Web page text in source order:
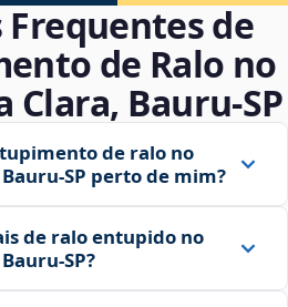
de
de Ralo no
Clara, Bauru‑SP
de ralo no
perto de mim?
de ralo entupido no